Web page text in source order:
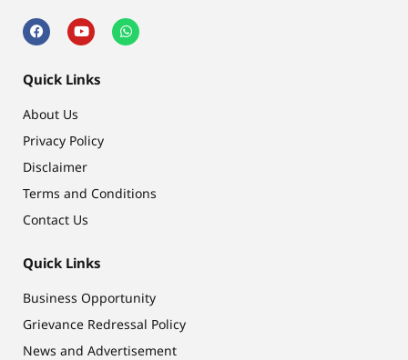
Quick Links
About Us
Privacy Policy
Disclaimer
Terms and Conditions
Contact Us
Quick Links
Business Opportunity
Grievance Redressal Policy
News and Advertisement